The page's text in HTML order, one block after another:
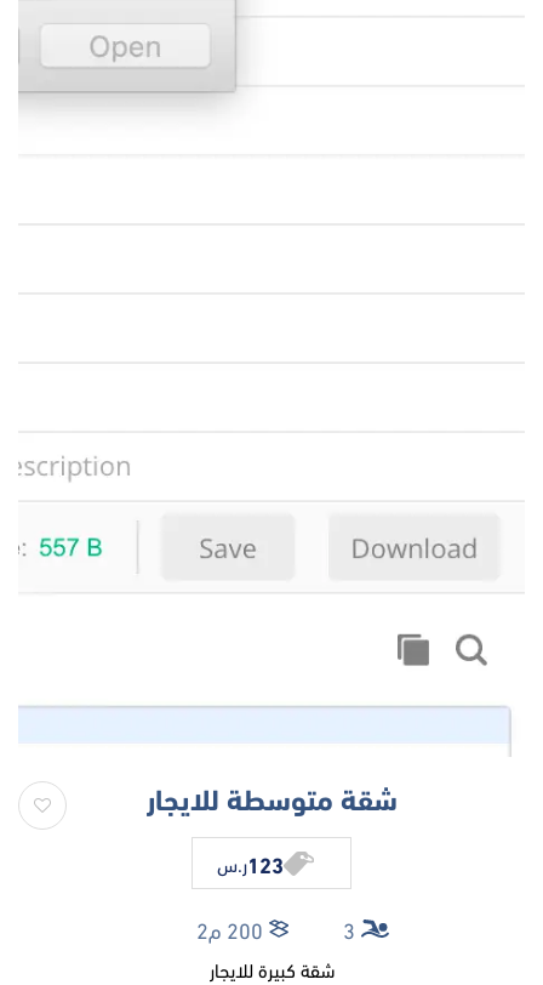
شقة متوسطة للايجار
123ر.س
3 200 م2
شقة كبيرة للايجار